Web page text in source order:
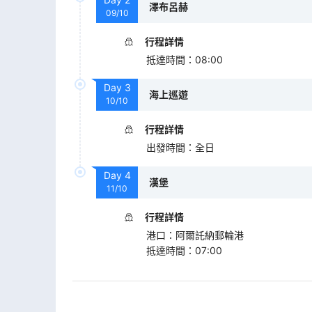
09/10
澤布呂赫
行程詳情
抵達時間 ： 08:00
Day 3
10/10
海上巡遊
行程詳情
出發時間 ： 全日
Day 4
11/10
漢堡
行程詳情
港口 ： 阿爾託納郵輪港
抵達時間 ： 07:00